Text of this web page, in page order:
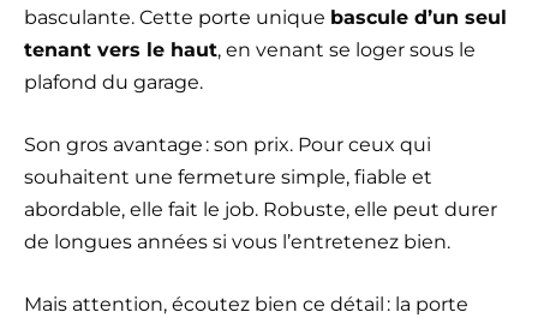
basculante. Cette porte unique bascule d’un seul
tenant vers le haut, en venant se loger sous le
plafond du garage.
Son gros avantage : son prix. Pour ceux qui
souhaitent une fermeture simple, fiable et
abordable, elle fait le job. Robuste, elle peut durer
de longues années si vous l’entretenez bien.
Mais attention, écoutez bien ce détail : la porte